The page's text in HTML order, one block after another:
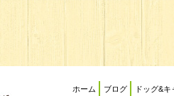
ホーム ブログ ドッグ&キ